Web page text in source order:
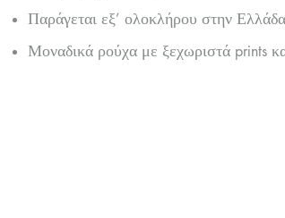
Παράγεται εξ’ ολοκλήρου στην Ελλάδα
Μοναδικά ρούχα με ξεχωριστά prints